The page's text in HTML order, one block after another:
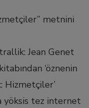
metnini
Jean Genet
‘öznenin
Hizmetçiler’
yöksis tez internet